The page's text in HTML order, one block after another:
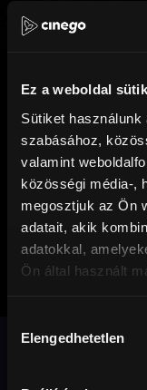
Ez a weboldal
Sütiket
szabásához,
valamint
közösségi média-,
megosztjuk az Ön
adatait, akik
adatokkal,
Ön által használt
kiválasztása
Elengedhetetlen